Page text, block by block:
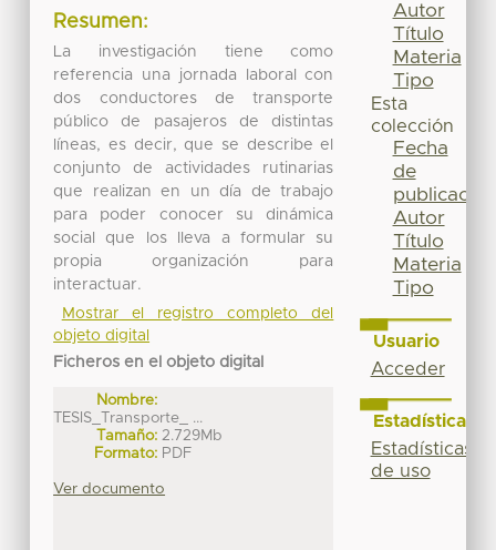
Resumen:
La investigación tiene como
referencia una jornada laboral con
dos conductores de transporte
público de pasajeros de distintas
líneas, es decir, que se describe el
conjunto de actividades rutinarias
que realizan en un día de trabajo
para poder conocer su dinámica
social que los lleva a formular su
propia organización para
interactuar.
Mostrar el registro completo del
objeto digital
Ficheros en el objeto digital
Nombre:
TESIS_Transporte_ ...
Tamaño: 2.729Mb
Formato: PDF
Ver documento
Autor
Título
Materia
Tipo
Esta
colección
Fecha
de
publicación
Autor
Título
Materia
Tipo
Usuario
Acceder
Estadísticas
Estadísticas
de uso